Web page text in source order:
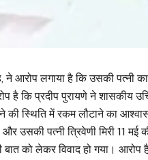
ने आरोप लगाया है कि उसकी पत्नी
है कि प्रदीप पुरायणे ने शासकीय
स्थिति में रकम लौटाने का
उसकी पत्नी त्रिवेणी मिरी 11 मई
को लेकर विवाद हो गया। आरोप